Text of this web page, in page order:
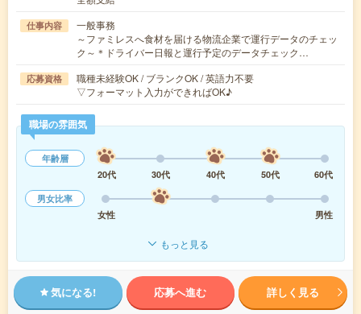
仕事内容
一般事務
～ファミレスへ食材を届ける物流企業で運行データのチェッ
ク～＊ドライバー日報と運行予定のデータチェック…
応募資格
職種未経験OK / ブランクOK / 英語力不要
▽フォーマット入力ができればOK♪
職場の雰囲気
年齢層
20代
30代 40代 50代
60代
男女比率
女性
男性
もっと見る
気になる! 応募へ進む 詳しく見る